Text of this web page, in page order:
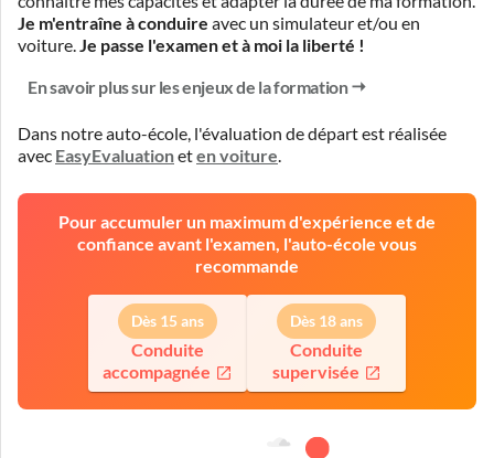
Je m'entraîne à conduire avec un simulateur et/ou en
voiture. Je passe l'examen et à moi la liberté !
En savoir plus sur les enjeux de la formation
Dans notre auto-école, l'évaluation de départ est réalisée
avec EasyEvaluationeten voiture
Pour accumuler un maximum d'expérience et de
confiance avant l'examen, l'auto-école vous
recommande
Dès 15 ans
Conduite
accompagnée
Dès 18 ans
Conduite
supervisée